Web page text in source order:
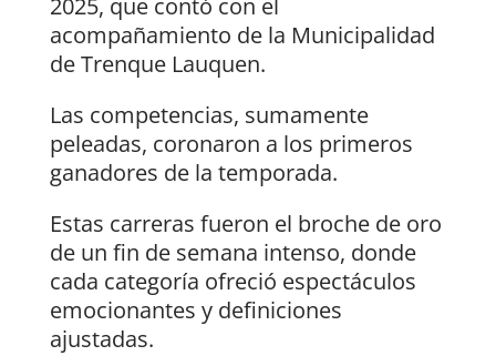
2025, que contó con el
acompañamiento de la Municipalidad
de Trenque Lauquen.
Las competencias, sumamente
peleadas, coronaron a los primeros
ganadores de la temporada.
Estas carreras fueron el broche de oro
de un fin de semana intenso, donde
cada categoría ofreció espectáculos
emocionantes y definiciones
ajustadas.